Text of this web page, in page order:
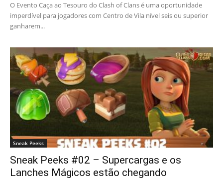
O Evento Caça ao Tesouro do Clash of Clans é uma oportunidade
imperdível para jogadores com Centro de Vila nível seis ou superior
ganharem...
Sneak Peeks
Sneak Peeks #02 – Supercargas e os
Lanches Mágicos estão chegando